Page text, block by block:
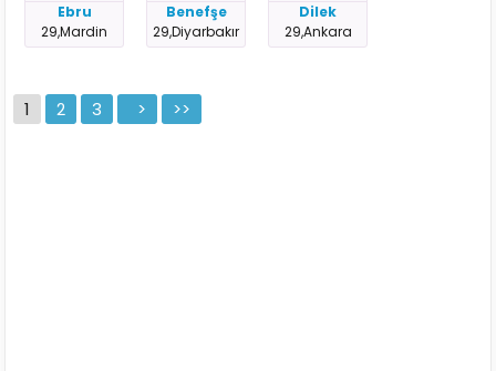
Ebru
29,Mardin
Benefşe
29,Diyarbakır
Dilek
29,Ankara
1 2 3 > >>